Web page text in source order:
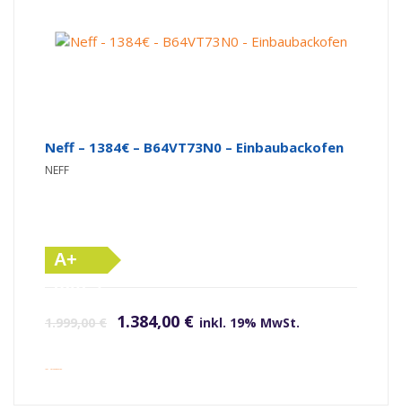
Neff – 1384€ – B64VT73N0 – Einbaubackofen
NEFF
A+
1.999,00€ 1.384,00 € inkl. 19% MwSt.
inkl. Versandkosten